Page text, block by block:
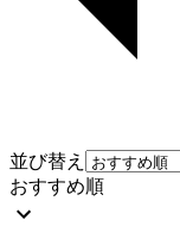
並び替え
おすすめ順